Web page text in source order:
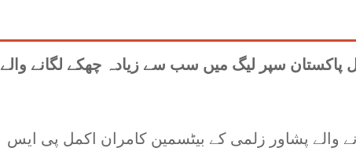
پاکستان سپر لیگ میں سب سے زیادہ چھکے لگانے والے
والے پشاور زلمی کے بیٹسمین کامران اکمل پی ایس